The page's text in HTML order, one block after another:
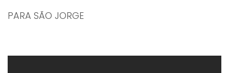
PARA SÃO JORGE